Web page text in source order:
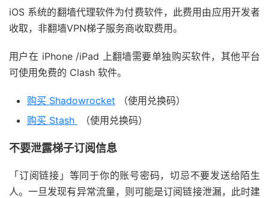
iOS 系统的翻墙代理软件为付费软件，此费用由应用开发者
收取，非翻墙VPN梯子服务商收取费用。
用户在 iPhone /iPad 上翻墙需要单独购买软件，其他平台
可使用免费的 Clash 软件。
购买 Shadowrocket （使用兑换码）
购买 Stash
（使用兑换码）
不要泄露梯子订阅信息
「订阅链接」等同于你的账号密码，切忌不要发送给陌生
人。一旦发现有异常流量，则可能是订阅链接泄漏，此时建